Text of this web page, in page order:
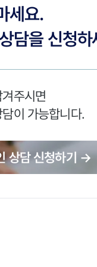
세요.
담을 신청
주시면
이 가능합니다.
상담 신청하기 →